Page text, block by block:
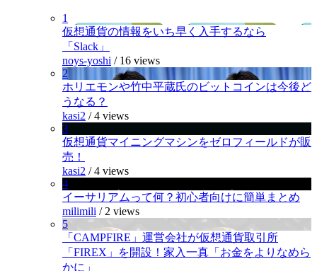
1
仮想通貨の情報をいち早く入手するなら
「Slack」
noys-yoshi / 16 views
2
ホリエモンや竹中平蔵氏のビットコインは今後ど
うなる？
kasi2 /4 views
3
仮想通貨マイニングマシンをゼロフィールドが販
売！
kasi2 /4 views
4
イーサリアムって何？初心者向けに簡単まとめ
milimili / 2 views
5
「CAMPFIRE」運営会社が仮想通貨取引所
「FIREX」を開設！家入一真「お金をよりなめら
かに」